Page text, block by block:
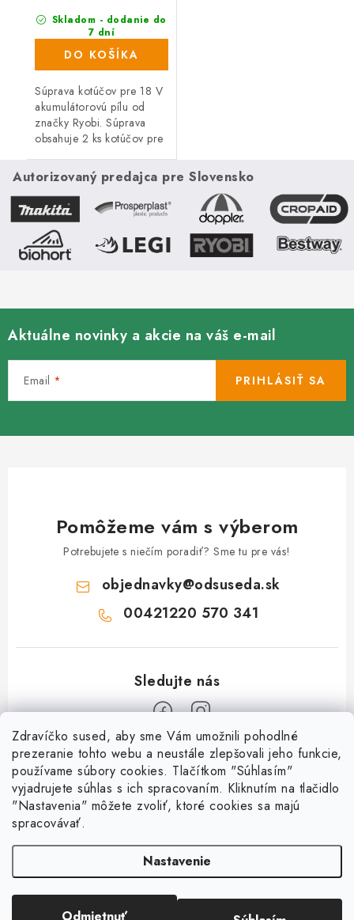
Zdravíčko sused, aby sme Vám umožnili pohodlné
prezeranie tohto webu a neustále zlepšovali jeho funkcie,
používame súbory cookies. Tlačítkom "Súhlasím"
vyjadrujete súhlas s ich spracovaním. Kliknutím na tlačidlo
"Nastavenia" môžete zvoliť, ktoré cookies sa majú
spracovávať.
Nastavenie
Skladom - dodanie do
7 dní
(732 ks)
DO KOŠÍKA
Súprava kotúčov pre 18 V
akumulátorovú pílu od
značky Ryobi. Súprava
obsahuje 2 ks kotúčov pre
materiálov.
Autorizovaný predajca pre Slovensko
Aktuálne novinky a akcie na váš e-mail
Email PRIHLÁSIŤ SA
Pomôžeme vám s výberom
Potrebujete s niečím poradiť? Sme tu pre vás!
objednavky@odsuseda.sk
00421220 570 341
O nás
Kontakty
Susedov blog
Pre lepšie susedstvo
Všetko o nákupe
Doprava a platba
Dokumenty